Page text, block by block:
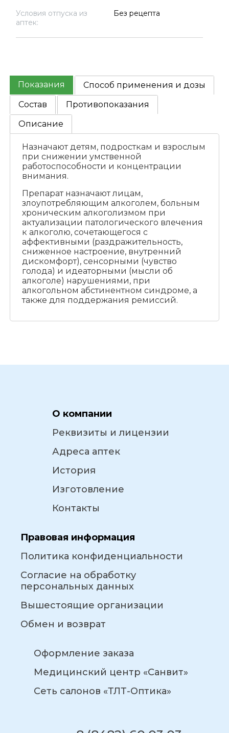
Условия отпуска из
аптек:
Без рецепта
Показания
Способ применения и дозы
Состав
Противопоказания
Описание
Назначают детям, подросткам и взрослым
при снижении умственной
работоспособности и концентрации
внимания.
Препарат назначают лицам,
злоупотребляющим алкоголем, больным
хроническим алкоголизмом при
актуализации патологического влечения
к алкоголю, сочетающегося с
аффективными (раздражительность,
сниженное настроение, внутренний
дискомфорт), сенсорными (чувство
голода) и идеаторными (мысли об
алкоголе) нарушениями, при
алкогольном абстинентном синдроме, а
также для поддержания ремиссий.
О компании
Реквизиты и лицензии
Адреса аптек
История
Изготовление
Контакты
Правовая информация
Политика конфиденциальности
Согласие на обработку
персональных данных
Вышестоящие организации
Обмен и возврат
Оформление заказа
Медицинский центр «Санвит»
Сеть салонов «ТЛТ-Оптика»